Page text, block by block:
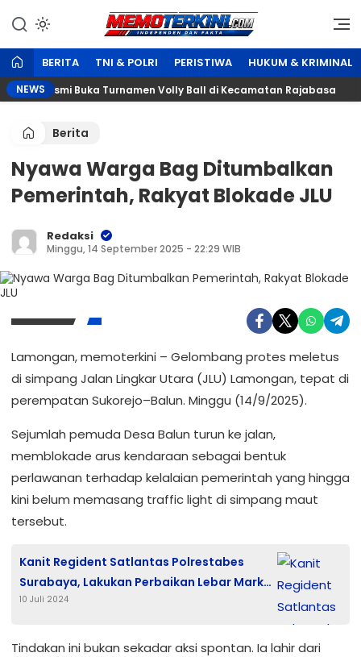
konten
Memoterkini.com
Independen dan Fakta
BERITA TNI & POLRI PERISTIWA HUKUM & KRIMINAL
NEWS
Resmi Buka Turnamen Volly Ball di Kecamatan Rajabasa
Berita
Nyawa Warga Bag Ditumbalkan
Pemerintah, Rakyat Blokade JLU
Redaksi
Minggu, 14 September 2025 - 22:29 WIB
Lamongan, memoterkini – Gelombang protes meletus
di simpang Jalan Lingkar Utara (JLU) Lamongan, tepat di
perempatan Sukorejo–Balun. Minggu (14/9/2025).
Sejumlah pemuda Desa Balun turun ke jalan,
memblokade arus kendaraan sebagai bentuk
perlawanan terhadap kelalaian pemerintah yang hingga
kini belum memasang traffic light di simpang maut
tersebut.
Kanit Regident Satlantas Polrestabes
Surabaya, Lakukan Perbaikan Lebar Marka
Lapangan Praktek Roda 2
10 Juli 2024
Tindakan ini bukan sekadar aksi spontan. Ia lahir dari